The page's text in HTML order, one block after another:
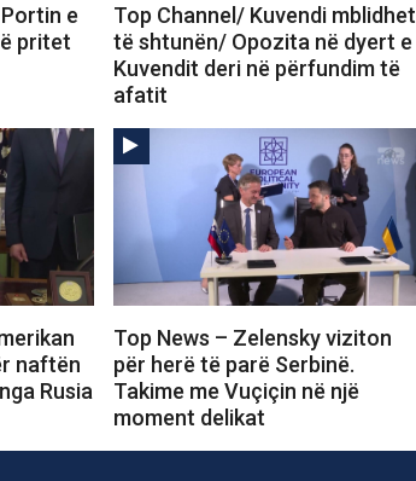
e
pritet
Top Channel/ Kuvendi mblidhet
të shtunën/ Opozita në dyert e
Kuvendit deri në përfundim të
afatit
naftën
Rusia
Top News – Zelensky viziton
për herë të parë Serbinë.
Takime me Vuçiçin në një
moment delikat